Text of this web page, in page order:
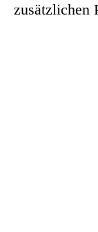
zusätzlichen